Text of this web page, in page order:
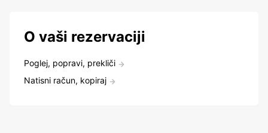
O vaši rezervaciji
Poglej, popravi, prekliči
Natisni račun, kopiraj